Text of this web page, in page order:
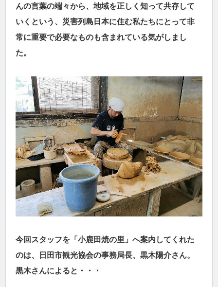
んの言葉の端々から、地域を正しく知って共存して
いくという、災害列島日本に住む私たちにとって非
常に重要で必要なものも含まれている気がしまし
た。
今回スタッフを「小鹿田焼の里」へ案内してくれた
のは、日田市観光協会の事務局長、黒木陽介さん。
黒木さんによると・・・